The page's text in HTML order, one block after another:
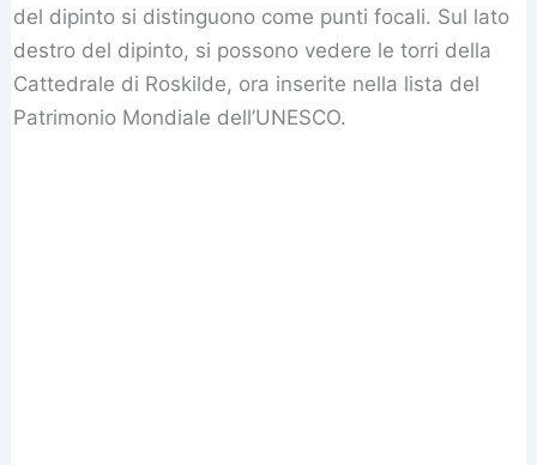
del dipinto si distinguono come punti focali. Sul lato
destro del dipinto, si possono vedere le torri della
Cattedrale di Roskilde, ora inserite nella lista del
Patrimonio Mondiale dell’UNESCO.